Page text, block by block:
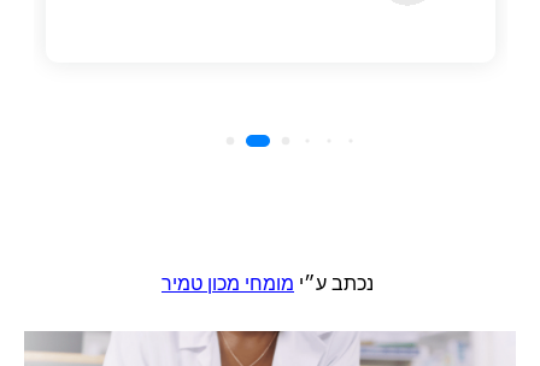
נכתב ע״י מומחי מכון טמיר